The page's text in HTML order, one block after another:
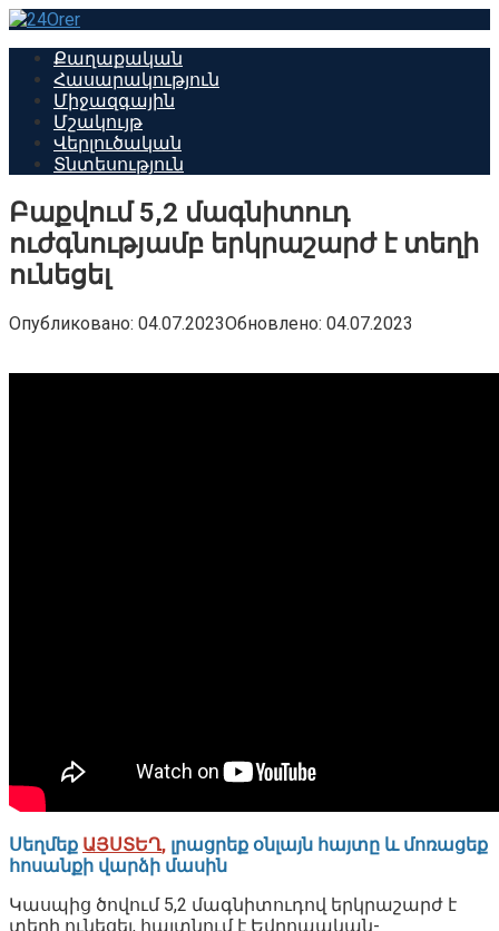
Перейти
контентуՔաղաքական
Հասարակություն
Միջազգային
Մշակույթ
Վերլուծական
Տնտեսություն
Բաքվում 5,2 մագնիտուդ
ուժգնությամբ երկրաշարժ է տեղի
ունեցել
Опубликовано: 04.07.2023Обновлено: 04.07.2023
Սեղմեք ԱՅՍՏԵՂ, լրացրեք օնլայն հայտը և մոռացեք
հոսանքի վարձի մասին
Կասպից ծովում 5,2 մագնիտուդով երկրաշարժ է
տեղի ունեցել, հայտնում է Եվրոպական-